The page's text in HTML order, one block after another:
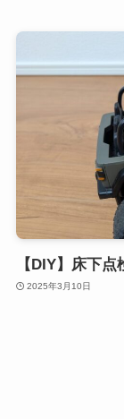
【DIY】床下
2025年3月10日